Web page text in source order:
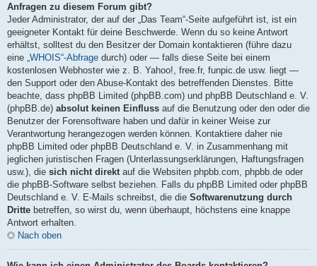
Anfragen zu diesem Forum gibt?
Jeder Administrator, der auf der „Das Team“-Seite aufgeführt ist, ist ein
geeigneter Kontakt für deine Beschwerde. Wenn du so keine Antwort
erhältst, solltest du den Besitzer der Domain kontaktieren (führe dazu
eine „WHOIS“-Abfrage durch) oder — falls diese Seite bei einem
kostenlosen Webhoster wie z. B. Yahoo!, free.fr, funpic.de usw. liegt —
den Support oder den Abuse-Kontakt des betreffenden Dienstes. Bitte
beachte, dass phpBB Limited (phpBB.com) und phpBB Deutschland e. V.
(phpBB.de) absolut keinen Einfluss auf die Benutzung oder den oder die
Benutzer der Forensoftware haben und dafür in keiner Weise zur
Verantwortung herangezogen werden können. Kontaktiere daher nie
phpBB Limited oder phpBB Deutschland e. V. in Zusammenhang mit
jeglichen juristischen Fragen (Unterlassungserklärungen, Haftungsfragen
usw.), die sich nicht direkt auf die Websiten phpbb.com, phpbb.de oder
die phpBB-Software selbst beziehen. Falls du phpBB Limited oder phpBB
Deutschland e. V. E-Mails schreibst, die die Softwarenutzung durch
Dritte betreffen, so wirst du, wenn überhaupt, höchstens eine knappe
Antwort erhalten.
Nach oben